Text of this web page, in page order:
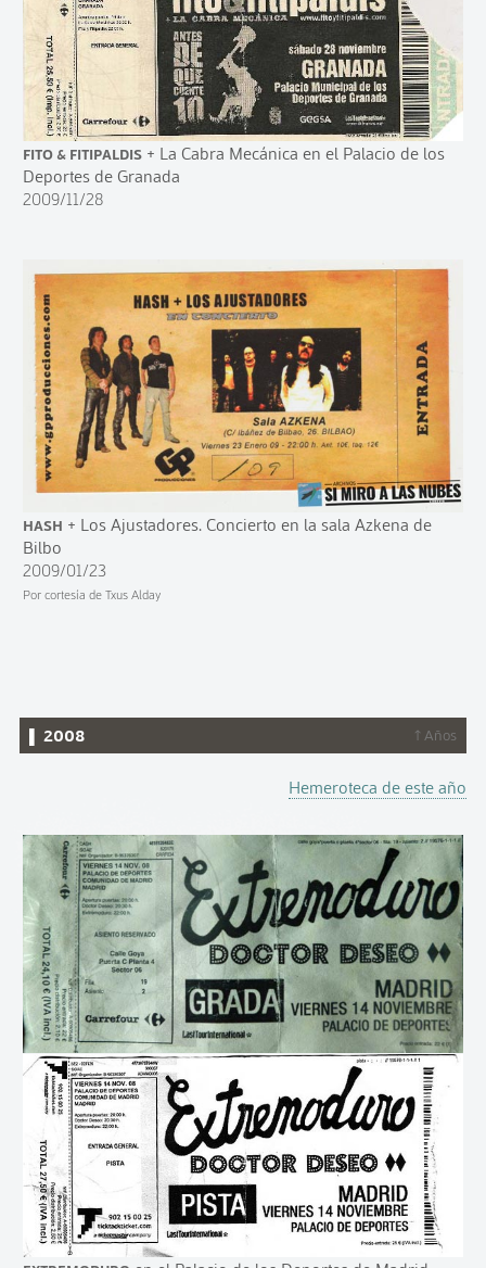
Fito & Fitipaldis + La Cabra Mecánica en el Palacio de los
Deportes de Granada
2009/11/28
Hash + Los Ajustadores. Concierto en la sala Azkena de
Bilbo
2009/01/23
Por cortesía de Txus Alday
▌ 2008 ↑ Años
Hemeroteca de este año